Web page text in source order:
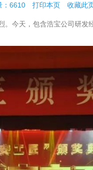
：6610 打印本页 收藏此
今天，包含浩宝公司研发